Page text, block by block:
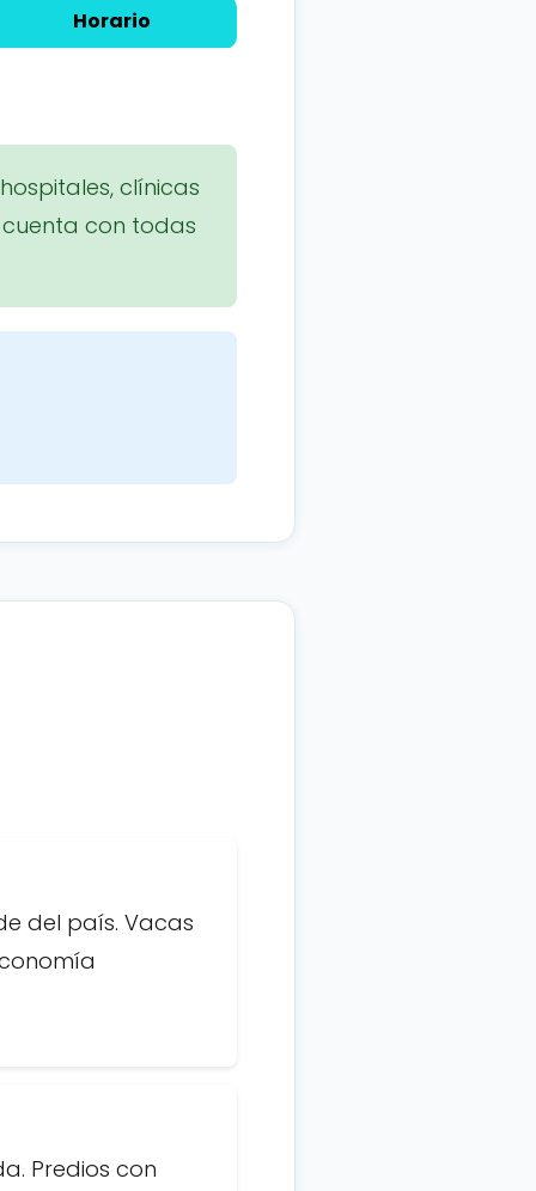
Horario
clínicas
con todas
del país. Vacas
Predios con